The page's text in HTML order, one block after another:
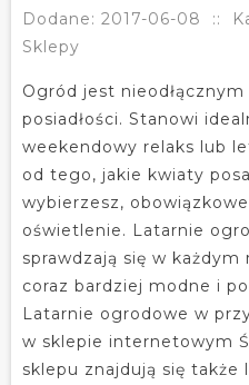
Dodane: 2017-06-08 ::
Sklepy
Ogród jest
posiadłości. Stanowi
weekendowy relaks lub
od tego, jakie kwiaty
wybierzesz,
oświetlenie. Latarnie
sprawdzają się w każdym
coraz bardziej modne i
Latarnie ogrodowe w
w sklepie internetowym
sklepu znajdują się